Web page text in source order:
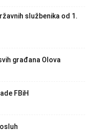
službenika od 1.
građana Olova
FBiH